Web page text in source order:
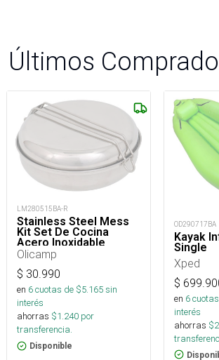
Últimos
LM280515BA-R
Stainless Steel Mess
Kit Set De Cocina
Acero Inoxidable
Camping
Olicamp
$ 30.990
en 6cuotas de $5.165sin
interés
ahorras $1.240 por
transferencia.
Disponible
OD290717BA
Kayak
Single
Xped
$
en 6
interés
ahorras $